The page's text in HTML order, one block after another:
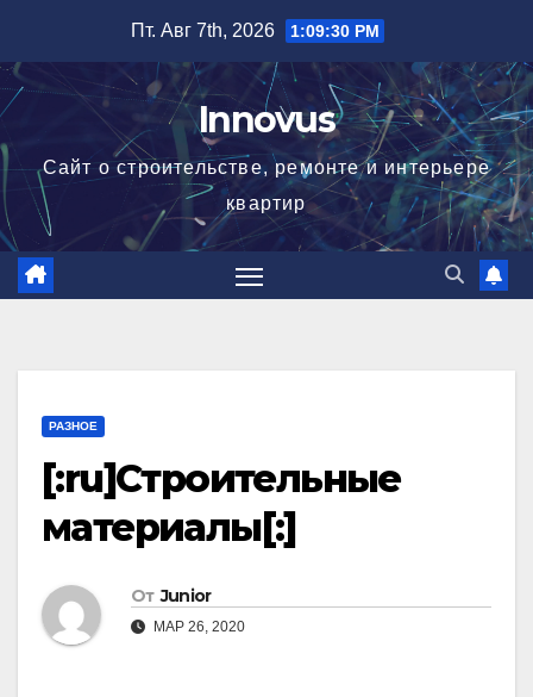
содержимому
Пт. Авг 7th, 2026 1:09:31 PM
Innovus
Сайт о строительстве, ремонте и интерьере
квартир
РАЗНОЕ
[:ru]Строительные
материалы[:]
От Junior
МАР 26, 2020